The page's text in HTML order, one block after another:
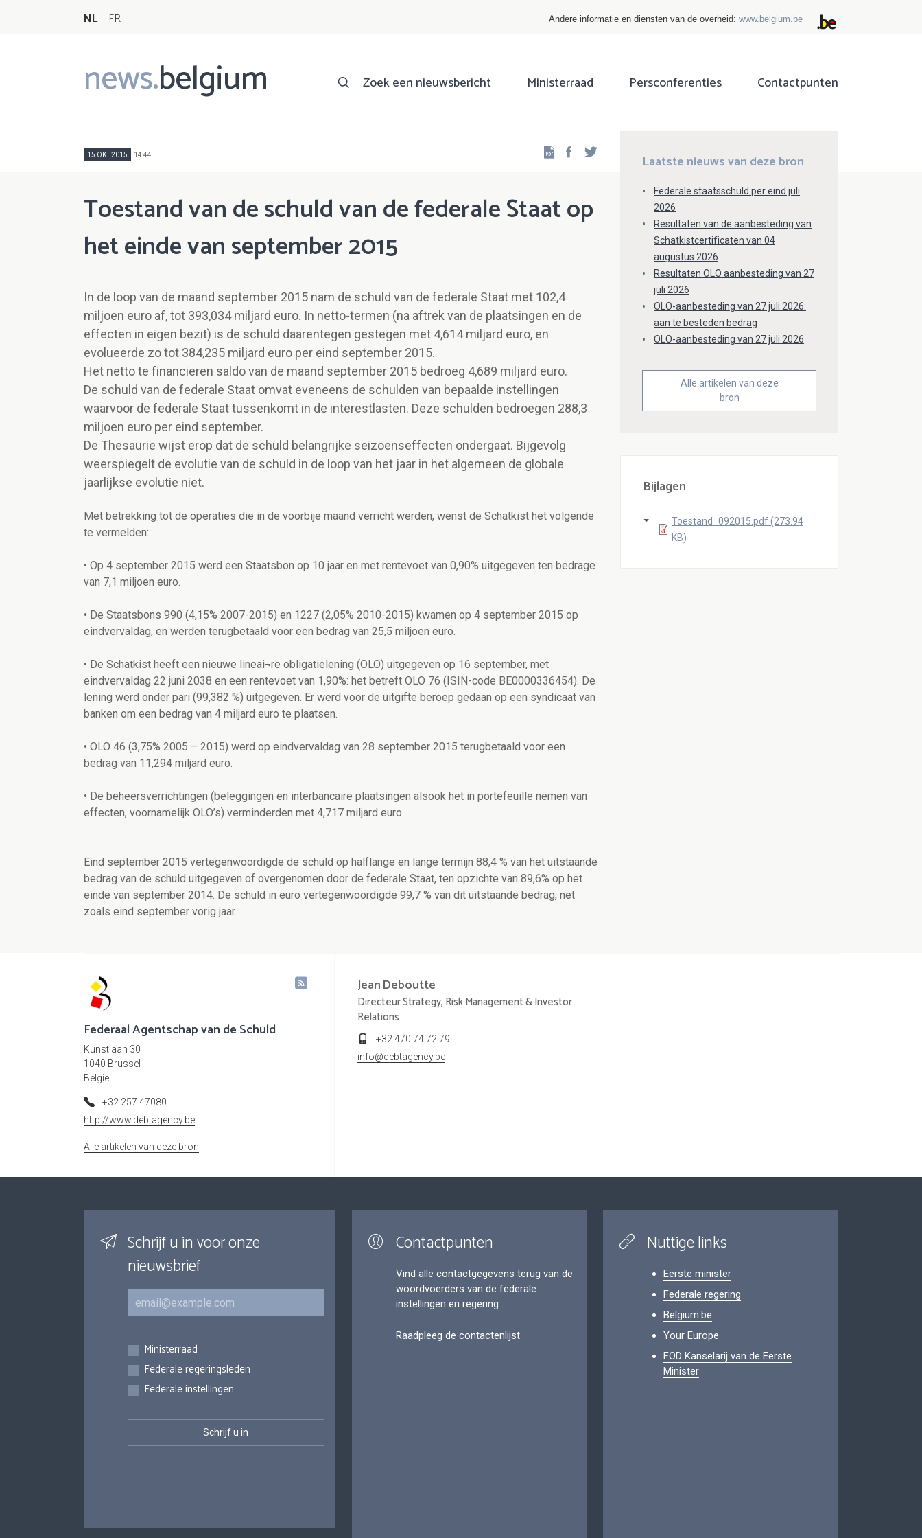
NL FR Andere informatie en diensten van de overheid: www.belgium.be
news.belgium
Main
navigation
Zoek een nieuwsbericht Ministerraad Persconferenties Contactpunten
15 OKT 2015 14:44 Facebook
Toestand van de schuld van de federale Staat op
het einde van september 2015
In de loop van de maand september 2015 nam de schuld van de federale Staat met 102,4
miljoen euro af, tot 393,034 miljard euro. In netto-termen (na aftrek van de plaatsingen en de
effecten in eigen bezit) is de schuld daarentegen gestegen met 4,614 miljard euro, en
evolueerde zo tot 384,235 miljard euro per eind september 2015.
Het netto te financieren saldo van de maand september 2015 bedroeg 4,689 miljard euro.
De schuld van de federale Staat omvat eveneens de schulden van bepaalde instellingen
waarvoor de federale Staat tussenkomt in de interestlasten. Deze schulden bedroegen 288,3
miljoen euro per eind september.
De Thesaurie wijst erop dat de schuld belangrijke seizoenseffecten ondergaat. Bijgevolg
weerspiegelt de evolutie van de schuld in de loop van het jaar in het algemeen de globale
jaarlijkse evolutie niet.
Met betrekking tot de operaties die in de voorbije maand verricht werden, wenst de Schatkist het volgende
te vermelden:
• Op 4 september 2015 werd een Staatsbon op 10 jaar en met rentevoet van 0,90% uitgegeven ten bedrage
van 7,1 miljoen euro.
• De Staatsbons 990 (4,15% 2007-2015) en 1227 (2,05% 2010-2015) kwamen op 4 september 2015 op
eindvervaldag, en werden terugbetaald voor een bedrag van 25,5 miljoen euro.
• De Schatkist heeft een nieuwe lineai¬re obligatielening (OLO) uitgegeven op 16 september, met
eindvervaldag 22 juni 2038 en een rentevoet van 1,90%: het betreft OLO 76 (ISIN-code BE0000336454). De
lening werd onder pari (99,382 %) uitgegeven. Er werd voor de uitgifte beroep gedaan op een syndicaat van
banken om een bedrag van 4 miljard euro te plaatsen.
• OLO 46 (3,75% 2005 – 2015) werd op eindvervaldag van 28 september 2015 terugbetaald voor een
bedrag van 11,294 miljard euro.
• De beheersverrichtingen (beleggingen en interbancaire plaatsingen alsook het in portefeuille nemen van
effecten, voornamelijk OLO’s) verminderden met 4,717 miljard euro.
Eind september 2015 vertegenwoordigde de schuld op halflange en lange termijn 88,4 % van het uitstaande
bedrag van de schuld uitgegeven of overgenomen door de federale Staat, ten opzichte van 89,6% op het
einde van september 2014. De schuld in euro vertegenwoordigde 99,7 % van dit uitstaande bedrag, net
zoals eind september vorig jaar.
Laatste nieuws van deze bron
Federale staatsschuld per eind juli
2026
Resultaten van de aanbesteding van
Schatkistcertificaten van 04
augustus 2026
Resultaten OLO aanbesteding van 27
juli 2026
OLO-aanbesteding van 27 juli 2026:
aan te besteden bedrag
OLO-aanbesteding van 27 juli 2026
Alle artikelen van deze
bron
Bijlagen
Toestand_092015.pdf (273.94
KB)
Federaal Agentschap van de Schuld
Kunstlaan 30
1040 Brussel
België
+32 257 47080
http://www.debtagency.be
Alle artikelen van deze bron
JeanDeboutte
Directeur Strategy, Risk Management & Investor
Relations
+32 470 74 72 79
info@debtagency.be
Schrijf u in voor onze
nieuwsbrief
E-mail
Inschrijvingen
Ministerraad
Federale regeringsleden
Federale instellingen
Contactpunten
Vind alle contactgegevens terug van de
woordvoerders van de federale
instellingen en regering.
Raadpleeg de contactenlijst
Nuttige links
Eerste minister
Federale regering
Belgium.be
Your Europe
FOD Kanselarij van de Eerste
Minister